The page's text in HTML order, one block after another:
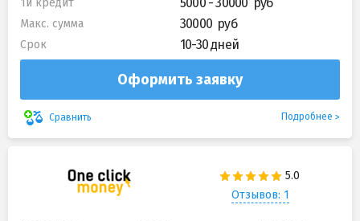
1й кредит
Макс. сумма 30000
Срок 10-30 дней
Оформить заявку
Сравнить Подробнее
Отзывов: 1